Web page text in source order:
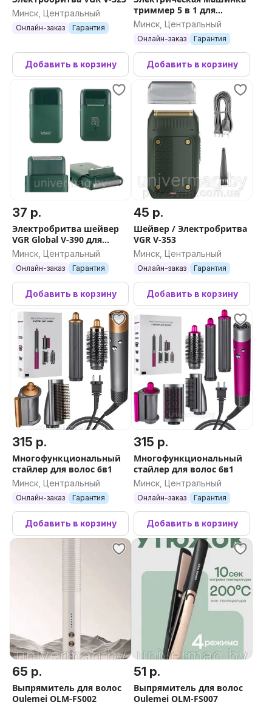
Минск, Центральный
Онлайн-заказ Гарантия
Добавить в корзину
триммер 5 в 1 для
стрижки волос, бритья
бороды VGR V-102,
мужская электро брит
Минск, Центральный
Онлайн-заказ Гарантия
Добавить в корзину
37 р.
Электробритва шейвер
VGR Global V-390 для
чувствительной кожи
Минск, Центральный
Онлайн-заказ Гарантия
Добавить в корзину
45 р.
Шейвер / Электробритва
VGR V-353
Минск, Центральный
Онлайн-заказ Гарантия
Добавить в корзину
315 р.
Многофункциональный
стайлер для волос 6в1
Минск, Центральный
Онлайн-заказ Гарантия
Добавить в корзину
315 р.
Многофункциональный
стайлер для волос 6в1
Минск, Центральный
Онлайн-заказ Гарантия
Добавить в корзину
65 р.
Выпрямитель для волос
Oulemei OLM-FS002
51 р.
Выпрямитель для волос
Oulemei OLM-FS007